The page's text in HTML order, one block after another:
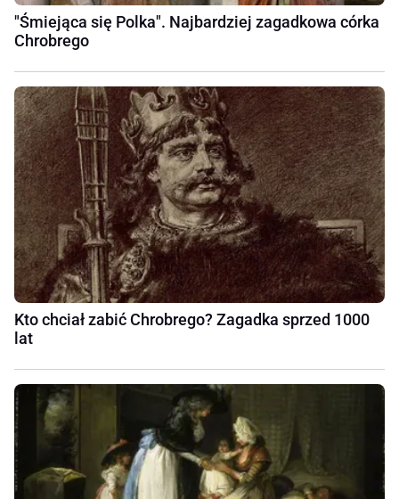
"Śmiejąca się Polka". Najbardziej zagadkowa córka
Chrobrego
Kto chciał zabić Chrobrego? Zagadka sprzed 1000
lat